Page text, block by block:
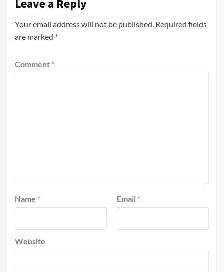
Your email address will not be published. Required fields
are marked *
Comment *
Name * Email *
Website